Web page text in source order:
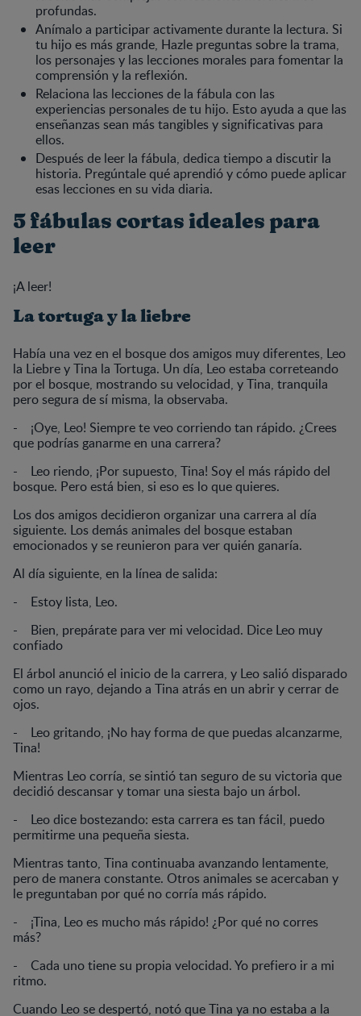
profundas.
Anímalo a participar activamente durante la lectura. Si
tu hijo es más grande, Hazle preguntas sobre la trama,
los personajes y las lecciones morales para fomentar la
comprensión y la reflexión.
Relaciona las lecciones de la fábula con las
experiencias personales de tu hijo. Esto ayuda a que las
enseñanzas sean más tangibles y significativas para
ellos.
Después de leer la fábula, dedica tiempo a discutir la
historia. Pregúntale qué aprendió y cómo puede aplicar
esas lecciones en su vida diaria.
5 fábulas cortas ideales para
leer
¡A leer!
La tortuga y la liebre
Había una vez en el bosque dos amigos muy diferentes, Leo
la Liebre y Tina la Tortuga. Un día, Leo estaba correteando
por el bosque, mostrando su velocidad, y Tina, tranquila
pero segura de sí misma, la observaba.
- ¡Oye, Leo! Siempre te veo corriendo tan rápido. ¿Crees
que podrías ganarme en una carrera?
- Leo riendo, ¡Por supuesto, Tina! Soy el más rápido del
bosque. Pero está bien, si eso es lo que quieres.
Los dos amigos decidieron organizar una carrera al día
siguiente. Los demás animales del bosque estaban
emocionados y se reunieron para ver quién ganaría.
Al día siguiente, en la línea de salida:
- Estoy lista, Leo.
- Bien, prepárate para ver mi velocidad. Dice Leo muy
confiado
El árbol anunció el inicio de la carrera, y Leo salió disparado
como un rayo, dejando a Tina atrás en un abrir y cerrar de
ojos.
- Leo gritando, ¡No hay forma de que puedas alcanzarme,
Tina!
Mientras Leo corría, se sintió tan seguro de su victoria que
decidió descansar y tomar una siesta bajo un árbol.
- Leo dice bostezando: esta carrera es tan fácil, puedo
permitirme una pequeña siesta.
Mientras tanto, Tina continuaba avanzando lentamente,
pero de manera constante. Otros animales se acercaban y
le preguntaban por qué no corría más rápido.
- ¡Tina, Leo es mucho más rápido! ¿Por qué no corres
más?
- Cada uno tiene su propia velocidad. Yo prefiero ir a mi
ritmo.
Cuando Leo se despertó, notó que Tina ya no estaba a la